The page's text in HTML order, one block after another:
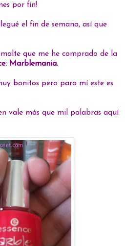
por fin!
el fin de semana, así que
que me he comprado de la
Marblemania.
bonitos pero para mí este es
vale más que mil palabras aquí